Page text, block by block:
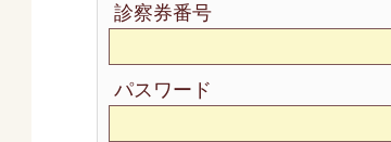
診察券番号
パスワード